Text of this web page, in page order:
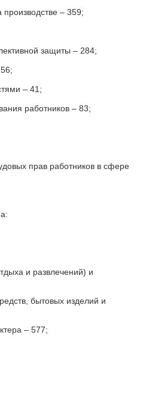
– 359;
защиты – 284;
– 41;
работников – 83;
прав работников в сфере
и развлечений) и
бытовых изделий и
– 577;